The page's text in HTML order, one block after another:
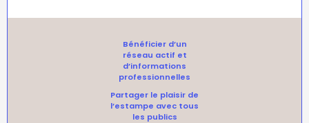
Bénéficier d’un
réseau actif et
d’informations
professionnelles
Partager le plaisir de
l’estampe avec tous
les publics